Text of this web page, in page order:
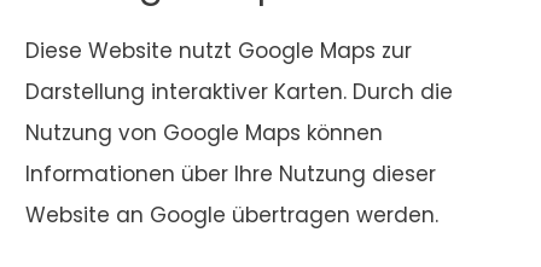
Diese Website nutzt Google Maps zur
Darstellung interaktiver Karten. Durch die
Nutzung von Google Maps können
Informationen über Ihre Nutzung dieser
Website an Google übertragen werden.